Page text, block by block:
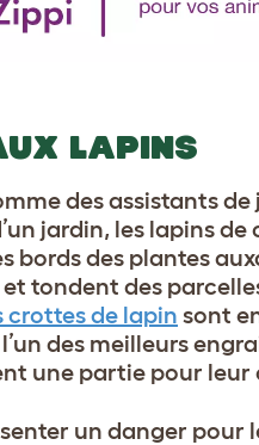
LAPINS
des assistants
jardin, les lapins
bords des plantes
tondent des
crottes de lapin sont
des meilleurs
une partie pour
un danger pour